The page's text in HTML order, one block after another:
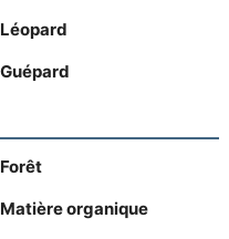
Léopard
Guépard
Forêt
Matière organique